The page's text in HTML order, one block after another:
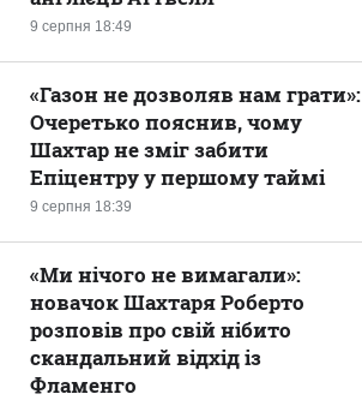
9 серпня 18:49
9 серпня 18:39
«Газон не дозволяв нам грати»:
Очеретько пояснив, чому
Шахтар не зміг забити
Епіцентру у першому таймі
«Ми нічого не вимагали»:
новачок Шахтаря Роберто
розповів про свій нібито
скандальний відхід із
Фламенго